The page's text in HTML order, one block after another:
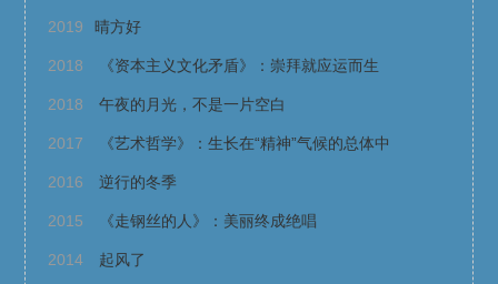
2019 晴方好
2018 《资本主义文化矛盾》：崇拜就应运而生
2018 午夜的月光，不是一片空白
2017 《艺术哲学》：生长在“精神”气候的总体中
2016 逆行的冬季
2015 《走钢丝的人》：美丽终成绝唱
2014 起风了